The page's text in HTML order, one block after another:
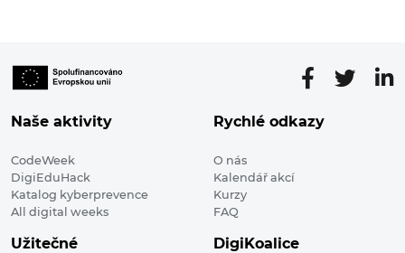
Naše aktivity
CodeWeek
DigiEduHack
Katalog kyberprevence
All digital weeks
Rychlé odkazy
O nás
Kalendář akcí
Kurzy
FAQ
Užitečné DigiKoalice